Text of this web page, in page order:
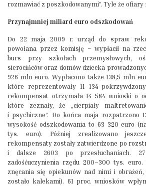
rozmawiać z poszkodowanymi”. Tyle że
Przynajmniej miliard euro odszkodowań
Do 22 maja 2009 r. urząd do spraw
powołana przez komisję – wypłacił na
burs przy szkołach przemysłowych,
sierocińców oraz domów dziecka
926 mln euro. Wypłacono także 138,5 mln
które reprezentowały 11 134
rekompensat otrzymała 14 584 wnioski o
które zeznały, że „cierpiały
i psychiczne”. Do końca maja rozpatrzono
wysokość odszkodowania to 63 320 euro
tys. euro). Później zrealizowano
rekompensaty zostały zatwierdzone po
i dalsze 2603 po przesłuchaniach.
zadośćuczynienia rzędu 200–300 tys.
znęcania się opiekunów nad nimi i obrażeń,
zostało kalekami). 61 proc. wniosków